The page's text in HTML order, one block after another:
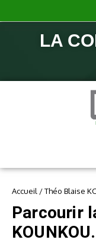
LA
Accueil /Théo Blaise
Parcourir
KOUNKOU.